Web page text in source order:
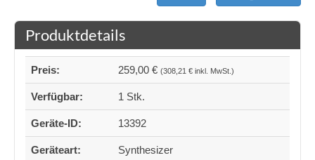
Produktdetails
Preis: 259,00 € (308,21 € inkl. MwSt.)
Verfügbar: 1 Stk.
Geräte-ID: 13392
Geräteart: Synthesizer